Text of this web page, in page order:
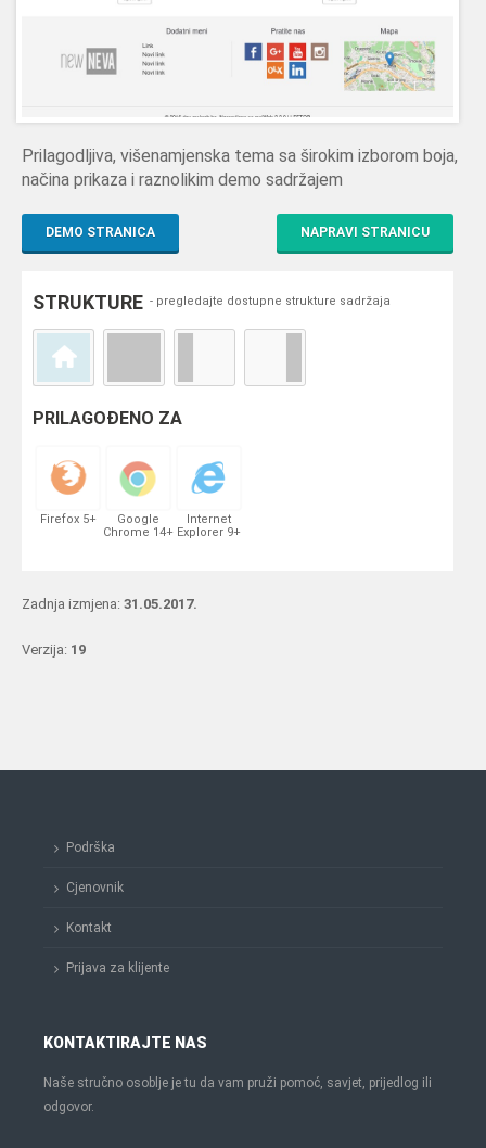
Prilagodljiva, višenamjenska tema sa širokim izborom boja,
načina prikaza i raznolikim demo sadržajem
DEMO STRANICA NAPRAVI STRANICU
STRUKTURE - pregledajte dostupne strukture sadržaja
PRILAGOĐENO ZA
Firefox 5+
Google
Chrome 14+
Internet
Explorer 9+
Zadnja izmjena: 31.05.2017.
Verzija: 19
Podrška
Cjenovnik
Kontakt
Prijava za klijente
KONTAKTIRAJTE NAS
Naše stručno osoblje je tu da vam pruži pomoć, savjet, prijedlog ili
odgovor.